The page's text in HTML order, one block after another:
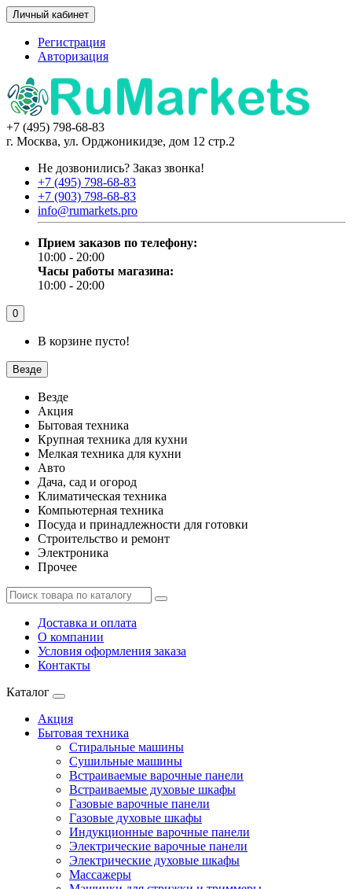
Личный кабинет
Регистрация
Авторизация
+7 (495) 798-68-83
г. Москва, ул. Орджоникидзе, дом 12 стр.2
Не дозвонились? Заказ звонка!
+7 (495) 798-68-83
+7 (903) 798-68-83
info@rumarkets.pro
Прием заказов по телефону:
10:00 - 20:00
Часы работы магазина:
10:00 - 20:00
0
В корзине пусто!
Везде
Везде
Акция
Бытовая техника
Крупная техника для кухни
Мелкая техника для кухни
Авто
Дача, сад и огород
Климатическая техника
Компьютерная техника
Посуда и принадлежности для готовки
Строительство и ремонт
Электроника
Прочее
Доставка и оплата
О компании
Условия оформления заказа
Контакты
Каталог
Акция
Бытовая техника
Стиральные машины
Сушильные машины
Встраиваемые варочные панели
Встраиваемые духовые шкафы
Газовые варочные панели
Газовые духовые шкафы
Индукционные варочные панели
Электрические варочные панели
Электрические духовые шкафы
Массажеры